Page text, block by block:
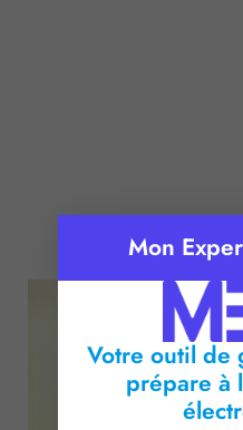
Temps de
Mon
Votre outil de
prépare à